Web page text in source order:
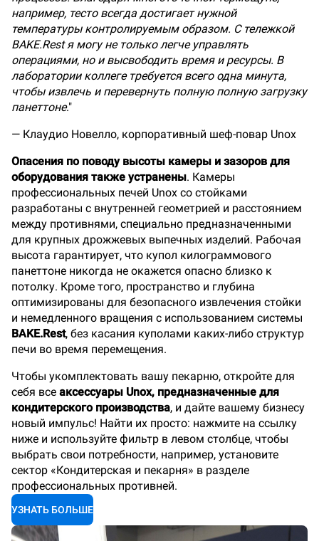
например, тесто всегда достигает нужной
температуры контролируемым образом. С тележкой
BAKE.Rest я могу не только легче управлять
операциями, но и высвободить время и ресурсы. В
лаборатории коллеге требуется всего одна минута,
чтобы извлечь и перевернуть полную полную загрузку
панеттоне."
— Клаудио Новелло, корпоративный шеф-повар Unox
Опасения по поводу высоты камеры и зазоров для
оборудования также устранены. Камеры
профессиональных печей Unox со стойками
разработаны с внутренней геометрией и расстоянием
между противнями, специально предназначенными
для крупных дрожжевых выпечных изделий. Рабочая
высота гарантирует, что купол килограммового
панеттоне никогда не окажется опасно близко к
потолку. Кроме того, пространство и глубина
оптимизированы для безопасного извлечения стойки
и немедленного вращения с использованием системы
BAKE.Rest, без касания куполами каких-либо структур
печи во время перемещения.
Чтобы укомплектовать вашу пекарню, откройте для
себя все аксессуары Unox, предназначенные для
кондитерского производства, и дайте вашему бизнесу
новый импульс! Найти их просто: нажмите на ссылку
ниже и используйте фильтр в левом столбце, чтобы
выбрать свои потребности, например, установите
сектор «Кондитерская и пекарня» в разделе
профессиональных противней.
УЗНАТЬ БОЛЬШЕ